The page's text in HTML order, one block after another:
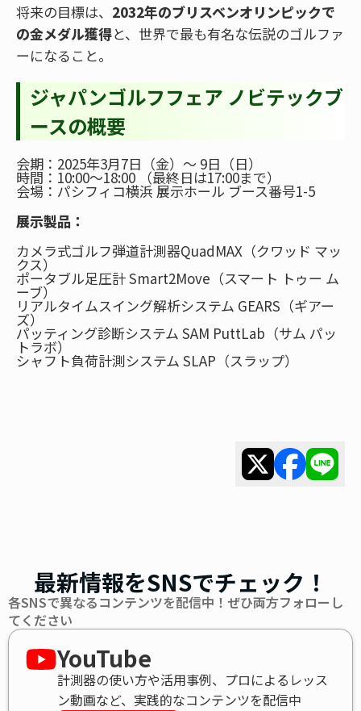
将来の目標は、 2032年のブリスベンオリンピックで
の金メダル獲得と、世界で最も有名な伝説のゴルファ
ーになること。
ジャパンゴルフフェア ノビテックブ
ースの概要
会期：2025年3月7日（金）～ 9日（日）
時間：10:00～18:00 （最終日は17:00まで）
会場：パシフィコ横浜 展示ホール ブース番号1-5
展示製品：
カメラ式ゴルフ弾道計測器QuadMAX（クワッド マッ
クス）
ポータブル足圧計 Smart2Move（スマート トゥー ム
ーブ）
リアルタイムスイング解析システム GEARS（ギアー
ズ）
パッティング診断システム SAM PuttLab（サム パッ
トラボ）
シャフト負荷計測システム SLAP（スラップ）
最新情報をSNSでチェック！
各SNSで異なるコンテンツを配信中！ぜひ両方フォローし
てください
YouTube
計測器の使い方や活用事例、プロによるレッス
ン動画など、実践的なコンテンツを配信中